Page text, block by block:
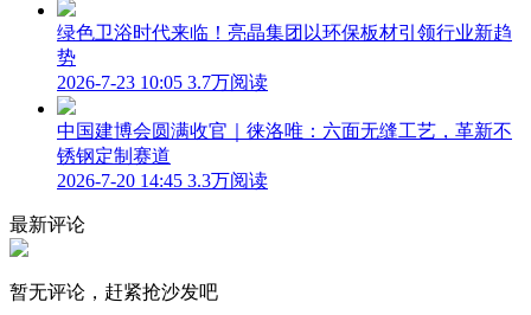
绿色卫浴时代来临！亮晶集团以环保板材引领行业新趋
势
2026-7-23 10:05 3.7万阅读
中国建博会圆满收官｜徕洛唯：六面无缝工艺，革新不
锈钢定制赛道
2026-7-20 14:45 3.3万阅读
最新评论
暂无评论，赶紧抢沙发吧